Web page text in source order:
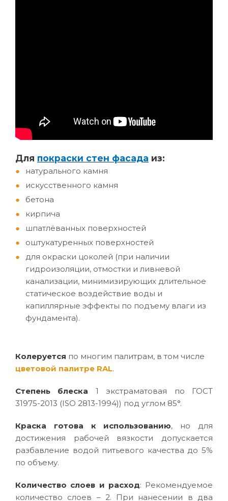
Для покраски стен фасада из:
натурального камня
искусственного камня
бетона
кирпича
шпатлёванных поверхностей
оштукатуренных поверхностей
для окраски цоколей (при наличии
гидроизоляции, отмостки и ливневой
канализации, минимизирующих длительное
статическое воздействие воды и
капиллярные эффекты по подъему влаги из
фундамента).
Колеруется по многим палитрам, в том числе
цветовой палитре RAL.
Степень блеска 1 экстраматовая по ГОСТ
31975-2013 (ISO 2813-1994)) под углом 85°.
Краска готова к использованию, но для
достижения рабочей вязкости допускается
разбавление водой питьевого качества до 5%
по объему.
Количество слоев и расход: Рекомендуемое
количество слоев – 2. При нанесении в два